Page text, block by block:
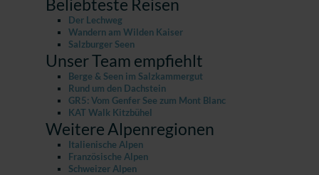
Beliebteste Reisen
Der Lechweg
Wandern am Wilden Kaiser
Salzburger Seen
Unser Team empfiehlt
Berge & Seen im Salzkammergut
Rund um den Dachstein
GR5: Vom Genfer See zum Mont Blanc
KAT Walk Kitzbühel
Weitere Alpenregionen
Italienische Alpen
Französische Alpen
Schweizer Alpen